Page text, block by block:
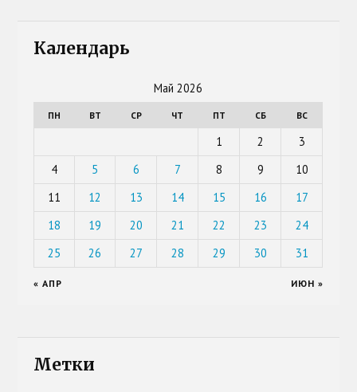
Календарь
Май 2026
ПН ВТ СР ЧТ ПТ СБ ВС
1 2
3
4
5 6 7 8 9
10
11
12 13 14 15 16
17
18
19 20 21 22 23
24
25
26 27 28 29 30 31
« АПР ИЮН »
Метки